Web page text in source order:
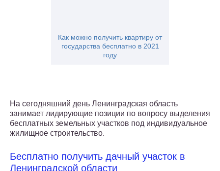
Как можно получить квартиру от
государства бесплатно в 2021
году
На сегодняшний день Ленинградская область
занимает лидирующие позиции по вопросу выделения
бесплатных земельных участков под индивидуальное
жилищное строительство.
Бесплатно получить дачный участок в
Ленинградской области